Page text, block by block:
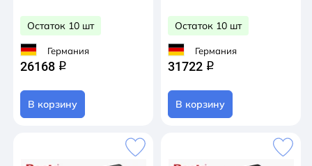
Остаток 10 шт
Германия
26168 q
В корзину
Остаток 10 шт
Германия
31722 q
В корзину